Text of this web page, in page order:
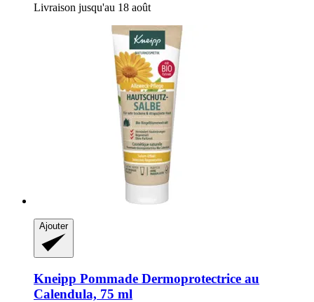
Livraison jusqu'au 18 août
Ajouter
Kneipp Pommade Dermoprotectrice au
Calendula, 75 ml